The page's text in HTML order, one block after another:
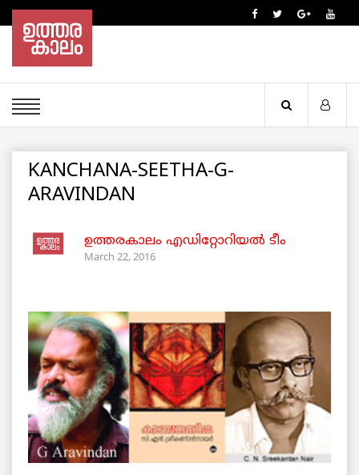
KANCHANA-SEETHA-G-
ARAVINDAN
ഉത്തരകാലം എഡിറ്റോറിയല്‍ ടീം
March 22, 2016